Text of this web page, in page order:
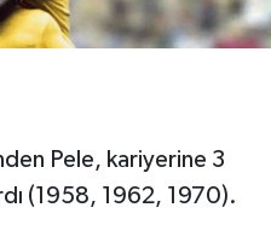
Pele, kariyerine 3
(1958, 1962, 1970).